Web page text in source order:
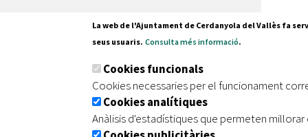
Tel.
La web de l'Ajuntament de Cerdanyola del Vallès fa
seus usuaris. Consulta més informació.
Cookies funcionals
Cookies necessaries per el funcionament
Cookies analítiques
Anàlisis d'estadístiques que permeten